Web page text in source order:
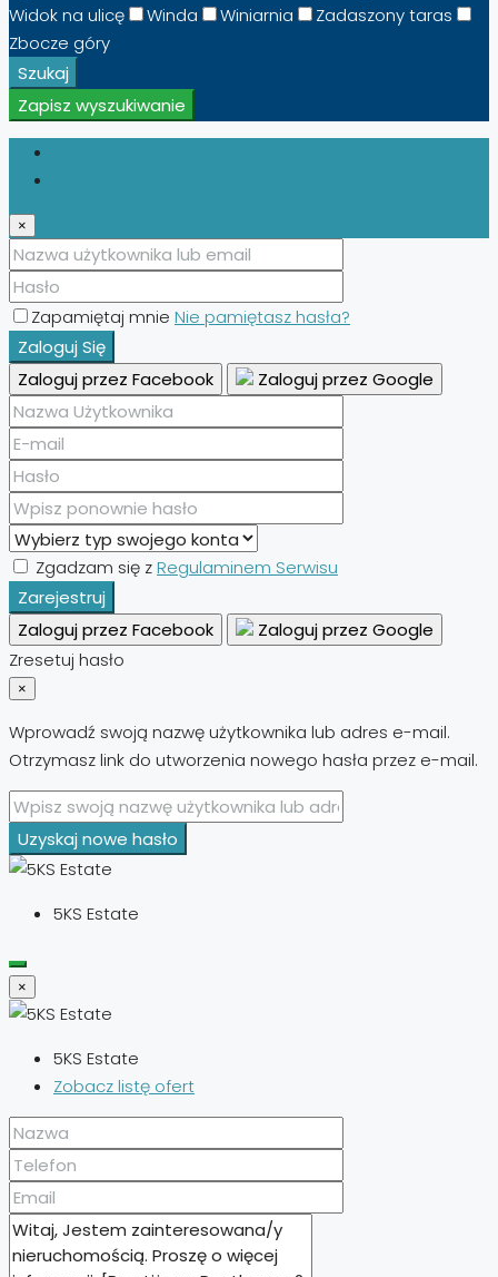
Widok na ulicę
Winda Winiarnia
Zadaszony taras
Zbocze góry
Szukaj
Zapisz wyszukiwanie
×
Zapamiętaj mnie Nie pamiętasz hasła?
Zaloguj Się
Zaloguj przez Facebook
Zaloguj przez Google
Zgadzam się zRegulaminem Serwisu
Zarejestruj
Zaloguj przez Facebook
Zaloguj przez Google
Zresetuj hasło
×
Wprowadź swoją nazwę użytkownika lub adres e-mail.
Otrzymasz link do utworzenia nowego hasła przez e-mail.
Uzyskaj nowe hasło
5KS Estate
×
5KS Estate
Zobacz listę ofert